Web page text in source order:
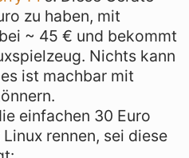
zu haben, mit
~ 45 € und bekommt
Nichts kann
ist machbar mit
einfachen 30 Euro
rennen, sei diese